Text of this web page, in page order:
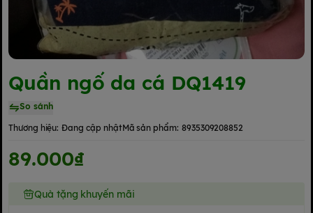
Quần ngố da cá DQ1419
So sánh
Thương hiệu: Đang cập nhậtMã sản phẩm: 8935309208852
89.000₫
Quà tặng khuyến mãi